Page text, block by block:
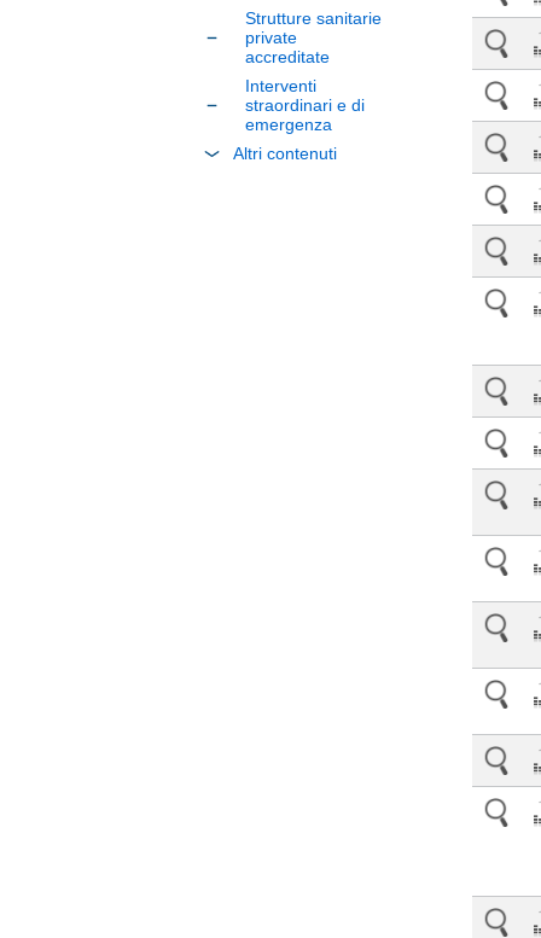
Strutture sanitarie
private
accreditate
Interventi
straordinari e di
emergenza
Altri contenuti